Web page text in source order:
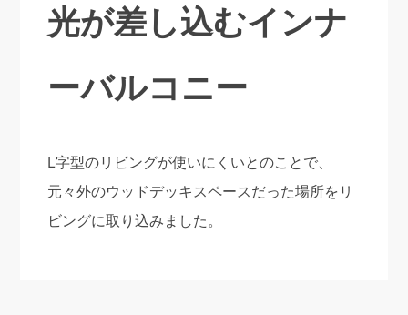
光が差し込むインナ
ーバルコニー
L字型のリビングが使いにくいとのことで、
元々外のウッドデッキスペースだった場所をリ
ビングに取り込みました。